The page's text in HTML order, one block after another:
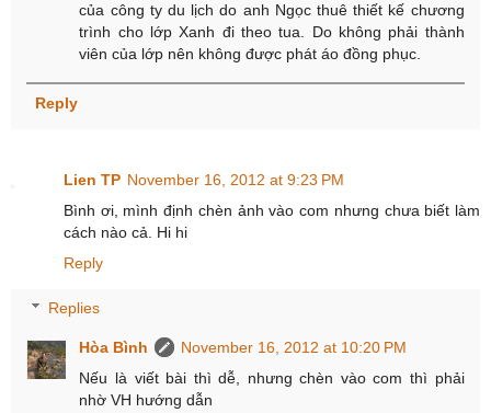
của công ty du lịch do anh Ngọc thuê thiết kế chương
trình cho lớp Xanh đi theo tua. Do không phải thành
viên của lớp nên không được phát áo đồng phục.
Reply
Lien TP November 16, 2012 at 9:23 PM
Bình ơi, mình định chèn ảnh vào com nhưng chưa biết làm
cách nào cả. Hi hi
Reply
Replies
Hòa Bình
November 16, 2012 at 10:20 PM
Nếu là viết bài thì dễ, nhưng chèn vào com thì phải
nhờ VH hướng dẫn